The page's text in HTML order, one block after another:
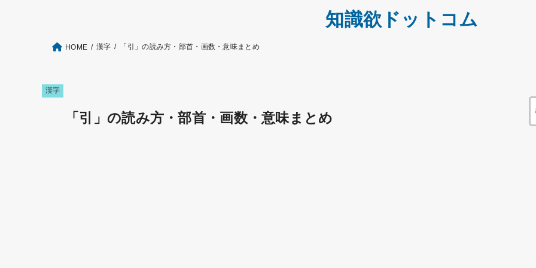
知識欲ドットコム
HOME 漢字 「引」の読み方・部首・画数・意味まとめ
漢字
「引」の読み方・部首・画数・意味まとめ